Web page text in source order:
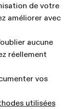
de votre
améliorer avec
aucune
réellement
vos
utilisées